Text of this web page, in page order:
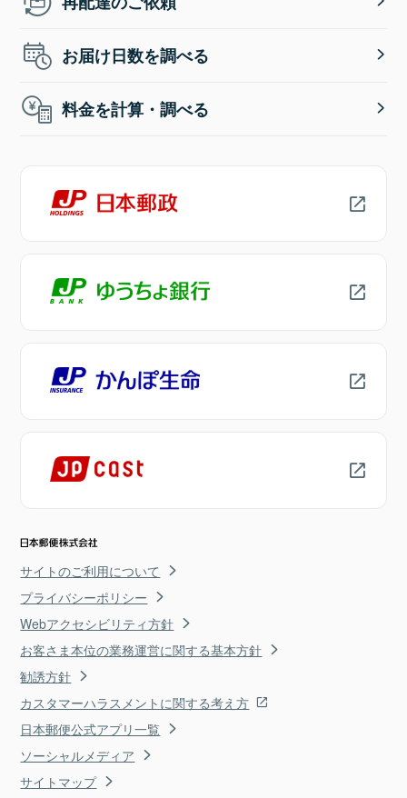
お届け日数を調べる
料金を計算・調べる
サイトのご利用について
プライバシーポリシー
Webアクセシビリティ方針
お客さま本位の業務運営に関する基本方針
勧誘方針
カスタマーハラスメントに関する考え方
日本郵便公式アプリ一覧
ソーシャルメディア
サイトマップ